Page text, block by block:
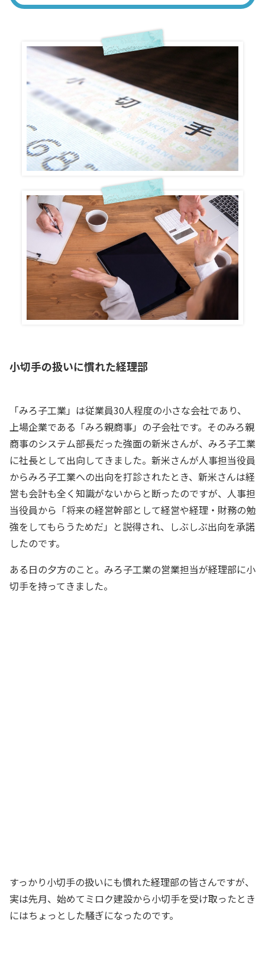
小切手の扱いに慣れた経理部
「みろ子工業」は従業員30人程度の小さな会社であり、
上場企業である「みろ親商事」の子会社です。そのみろ親
商事のシステム部長だった強面の新米さんが、みろ子工業
に社長として出向してきました。新米さんが人事担当役員
からみろ子工業への出向を打診されたとき、新米さんは経
営も会計も全く知識がないからと断ったのですが、人事担
当役員から「将来の経営幹部として経営や経理・財務の勉
強をしてもらうためだ」と説得され、しぶしぶ出向を承諾
したのです。
ある日の夕方のこと。みろ子工業の営業担当が経理部に小
切手を持ってきました。
すっかり小切手の扱いにも慣れた経理部の皆さんですが、
実は先月、始めてミロク建設から小切手を受け取ったとき
にはちょっとした騒ぎになったのです。